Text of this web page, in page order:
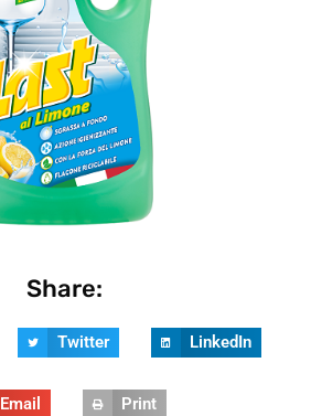
Share:
Twitter LinkedIn
Email Print